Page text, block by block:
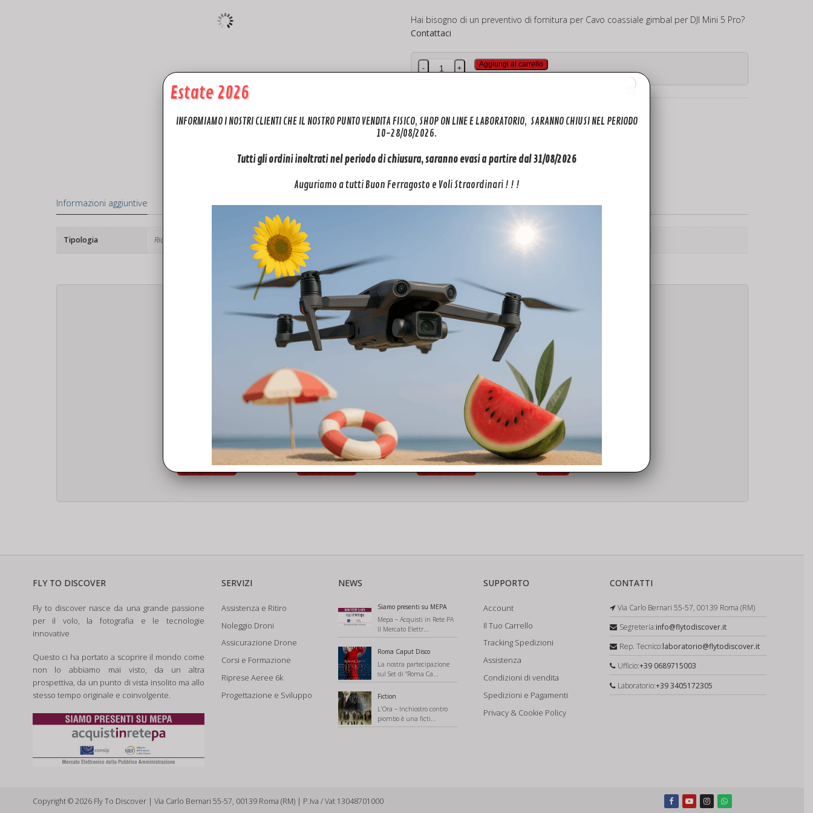
Hai bisogno di un preventivo di fornitura per Cavo coassiale gimbal per DJI Mini 5 Pro?
Contattaci
Cavo
DJI
Mini
Pro
- +
Aggiungi al carrello
Informazioni aggiuntive
Tipologia Ricambi
Prodotti correlati
Aggiungi al carrello
MAVIC PRO
Dji Mavic PRO Cover Superiore
28,00€
Aggiungi al carrello
Cavo Flat ESC Mini 4k
14,90
Aggiungi al carrello
AIR 2S
Dji RC231 USB Flat Cable
9,90€
Leggi tutto
FLY TO DISCOVER
Fly to discover nasce da una grande passione
per il volo, la fotografia e le tecnologie
innovative
Questo ci ha portato a scoprire il mondo come
non lo abbiamo mai visto, da un altra
prospettiva, da un punto di vista insolito ma allo
stesso tempo originale e coinvolgente.
SERVIZI
Assistenza e Ritiro
Noleggio Droni
Assicurazione Drone
Corsi e Formazione
Riprese Aeree 6k
Progettazione e Sviluppo
NEWS
Siamo presenti su MEPA
Mepa – Acquisti in Rete PA
Il Mercato Elettr...
Roma Caput Disco
La nostra partecipazione
sul Set di “Roma Ca...
Fiction
L’Ora – Inchiostro contro
piombo è una ficti...
SUPPORTO
Account
Il Tuo Carrello
Tracking Spedizioni
Assistenza
Condizioni di vendita
Spedizioni e Pagamenti
Privacy & Cookie Policy
CONTATTI
Via Carlo Bernari 55-57, 00139 Roma (RM)
Segreteria:info@flytodiscover.it
Rep. Tecnico:laboratorio@flytodiscover.it
Ufficio:+39 0689715003
Laboratorio:+39 3405172305
Copyright © 2026 Fly To Discover | Via Carlo Bernari 55-57, 00139 Roma (RM) | P.Iva / Vat 13048701000
Estate 2026
INFORMIAMO I NOSTRI CLIENTI CHE IL NOSTRO PUNTO VENDITA FISICO, SHOP ON LINE E LABORATORIO, SARANNO CHIUSI NEL PERIODO
10-28/08/2026.
Tutti gli ordini inoltrati nel periodo di chiusura, saranno evasi a partire dal 31/08/2026
Auguriamo a tutti Buon Ferragosto e Voli Straordinari ! ! !